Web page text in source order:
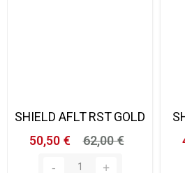
SHIELD AFLT RST GOLD
50,50 €
62,00 €